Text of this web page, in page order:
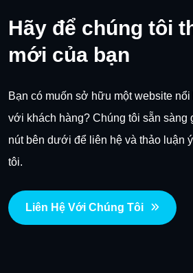
Hãy để chúng tôi
mới của bạn
Bạn có muốn sở hữu một website
với khách hàng? Chúng tôi sẵn sàng
nút bên dưới để liên hệ và thảo luận
tôi.
Liên Hệ Với Chúng Tôi